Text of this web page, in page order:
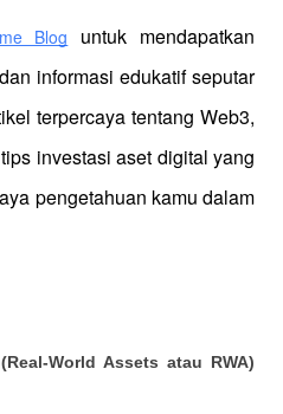
Blog
untuk mendapatkan
informasi edukatif seputar
terpercaya tentang Web3,
investasi aset digital yang
pengetahuan kamu dalam
World Assets atau RWA)